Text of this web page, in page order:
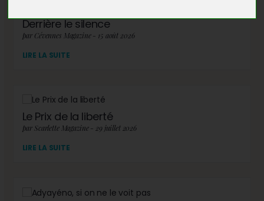
Derrière le silence
par Cévennes Magazine - 15 août 2026
LIRE LA SUITE
Le Prix de la liberté
par Scarlette Magazine - 29 juillet 2026
LIRE LA SUITE